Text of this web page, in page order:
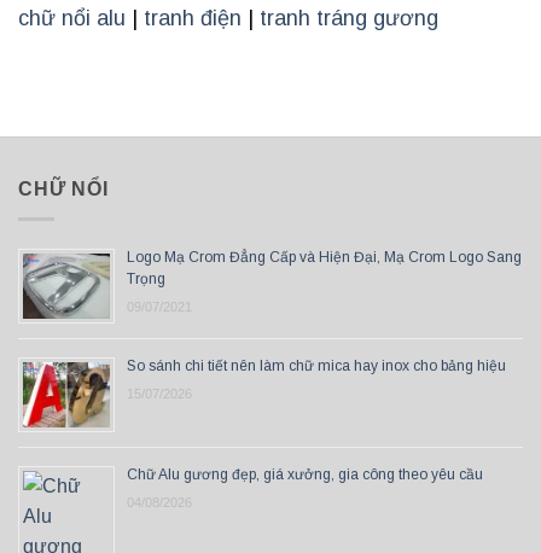
chữ nổi alu
tranh điện tranh tráng gương
CHỮ NỔI
Logo Mạ Crom Đẳng Cấp và Hiện Đại, Mạ Crom Logo Sang
Trọng
09/07/2021
So sánh chi tiết nên làm chữ mica hay inox cho bảng hiệu
15/07/2026
Chữ Alu gương đẹp, giá xưởng, gia công theo yêu cầu
04/08/2026